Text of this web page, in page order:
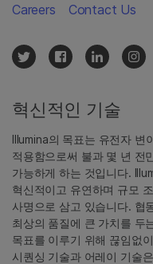
혁신적인 기술
Illumina의 목표는 유전자 변
적용함으로써 불과 몇 년 전
가능하게 하는 것입니다.
혁신적이고 유연하며 규모
사명으로 삼고 있습니다. 협
최상의 품질에 큰 가치를 두
목표를 이루기 위해 끊임없
시퀀싱 기술과 어레이 기술
Careers Contact Us